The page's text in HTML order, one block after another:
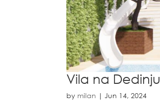
Vila na Dedinju
by milan |Jun 14, 2024